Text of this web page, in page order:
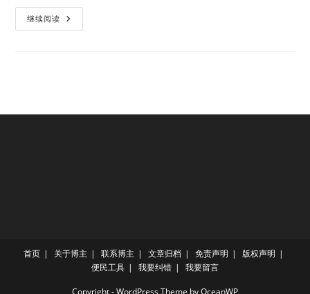
继续阅读 似
乎
首页 关于博主 联系博主 文章归档 免责声明
版权声明
便民工具
我要纠错 我要留言
Copyright - WordPress Theme by OceanWP